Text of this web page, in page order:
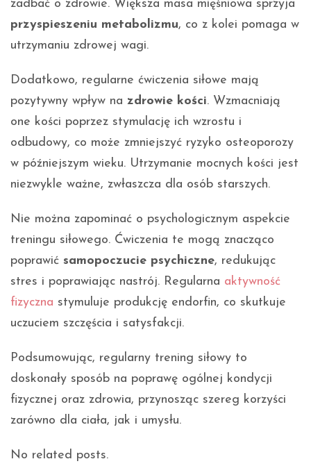
zadbać o zdrowie. Większa masa mięśniowa sprzyja
przyspieszeniu metabolizmu, co z kolei pomaga w
utrzymaniu zdrowej wagi.
Dodatkowo, regularne ćwiczenia siłowe mają
pozytywny wpływ na zdrowie kości. Wzmacniają
one kości poprzez stymulację ich wzrostu i
odbudowy, co może zmniejszyć ryzyko osteoporozy
w późniejszym wieku. Utrzymanie mocnych kości jest
niezwykle ważne, zwłaszcza dla osób starszych.
Nie można zapominać o psychologicznym aspekcie
treningu siłowego. Ćwiczenia te mogą znacząco
poprawić samopoczucie psychiczne, redukując
stres i poprawiając nastrój. Regularna aktywność
fizyczna stymuluje produkcję endorfin, co skutkuje
uczuciem szczęścia i satysfakcji.
Podsumowując, regularny trening siłowy to
doskonały sposób na poprawę ogólnej kondycji
fizycznej oraz zdrowia, przynosząc szereg korzyści
zarówno dla ciała, jak i umysłu.
No related posts.